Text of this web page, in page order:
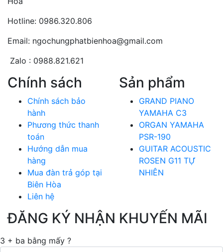
Hotline: 0986.320.806
Email: ngochungphatbienhoa@gmail.com
Zalo : 0988.821.621
Chính sách
Chính sách bảo
hành
Phương thức thanh
toán
Hướng dẫn mua
hàng
Mua đàn trả góp tại
Biên Hòa
Liên hệ
Sản phẩm
GRAND PIANO
YAMAHA C3
ORGAN YAMAHA
PSR-190
GUITAR ACOUSTIC
ROSEN G11 TỰ
NHIÊN
ĐĂNG KÝ NHẬN KHUYẾN MÃI
3 + ba bằng mấy ?